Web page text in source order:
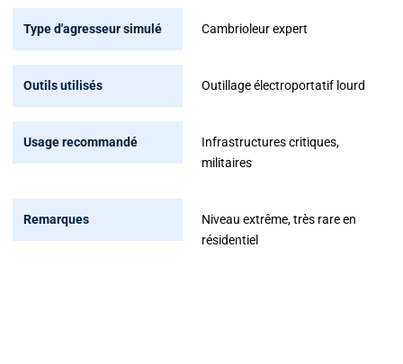
Cambrioleur expert
Outillage électroportatif lourd
Infrastructures critiques,
militaires
Niveau extrême, très rare en
résidentiel